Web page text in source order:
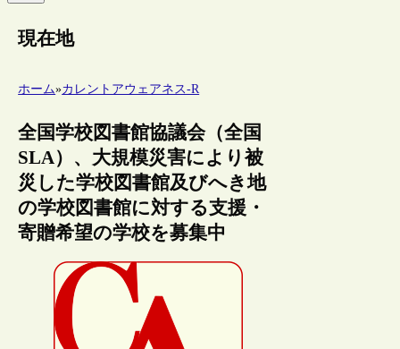
現在地
ホーム»カレントアウェアネス-R
全国学校図書館協議会（全国
SLA）、大規模災害により被
災した学校図書館及びへき地
の学校図書館に対する支援・
寄贈希望の学校を募集中